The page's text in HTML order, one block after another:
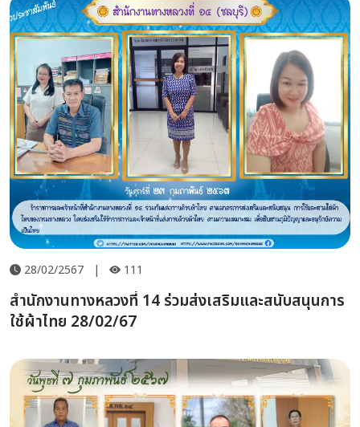
28/02/2567 | 111
สำนักงานทางหลวงที่ 14 ร่วมส่งเสริมและสนับสนุนการ
ใช้ผ้าไทย 28/02/67